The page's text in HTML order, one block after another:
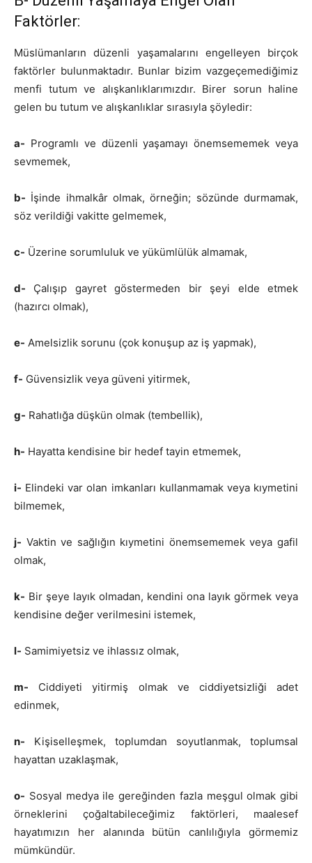
Faktörler:
Müslümanların düzenli yaşamalarını engelleyen birçok
faktörler bulunmaktadır. Bunlar bizim vazgeçemediğimiz
menfi tutum ve alışkanlıklarımızdır. Birer sorun haline
gelen bu tutum ve alışkanlıklar sırasıyla şöyledir:
a- Programlı ve düzenli yaşamayı önemsememek veya
sevmemek,
b- İşinde ihmalkâr olmak, örneğin; sözünde durmamak,
söz verildiği vakitte gelmemek,
c- Üzerine sorumluluk ve yükümlülük almamak,
d- Çalışıp gayret göstermeden bir şeyi elde etmek
(hazırcı olmak),
e- Amelsizlik sorunu (çok konuşup az iş yapmak),
f- Güvensizlik veya güveni yitirmek,
g- Rahatlığa düşkün olmak (tembellik),
h- Hayatta kendisine bir hedef tayin etmemek,
i- Elindeki var olan imkanları kullanmamak veya kıymetini
bilmemek,
j- Vaktin ve sağlığın kıymetini önemsememek veya gafil
olmak,
k- Bir şeye layık olmadan, kendini ona layık görmek veya
kendisine değer verilmesini istemek,
l- Samimiyetsiz ve ihlassız olmak,
m- Ciddiyeti yitirmiş olmak ve ciddiyetsizliği adet
edinmek,
n- Kişiselleşmek, toplumdan soyutlanmak, toplumsal
hayattan uzaklaşmak,
o- Sosyal medya ile gereğinden fazla meşgul olmak gibi
örneklerini çoğaltabileceğimiz faktörleri, maalesef
hayatımızın her alanında bütün canlılığıyla görmemiz
mümkündür.